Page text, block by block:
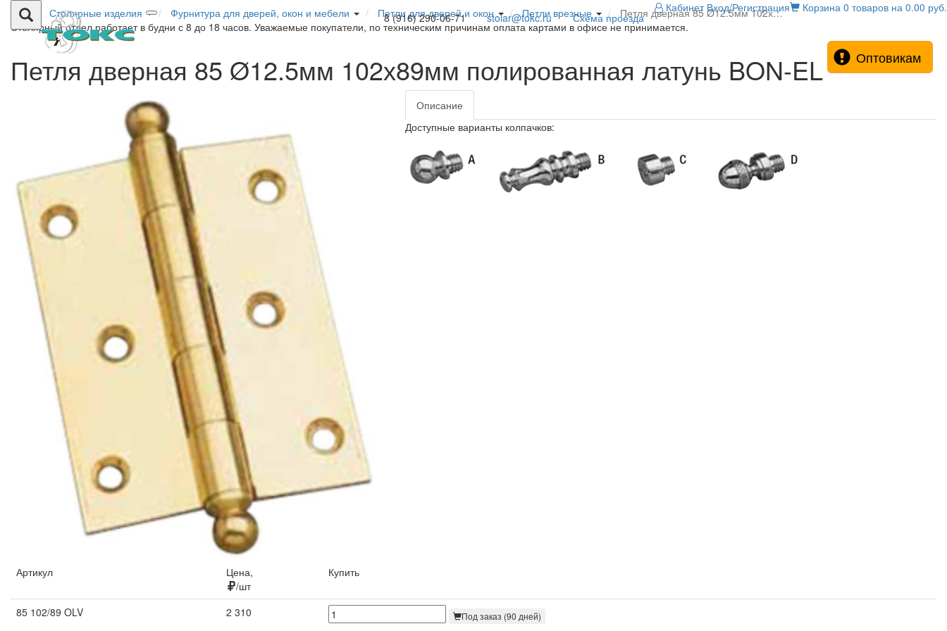
8 (916) 290-06-71 stolar@tokc.ru Схема проезда
Кабинет Вход/Регистрация Корзина 0 товаров на 0.00 руб.
Столярные изделия Фурнитура для дверей, окон и мебели Петли для дверей и окон Петли врезные
Петля дверная 85 Ø12.5мм 102х…
Столярный отдел работает в будни с 8 до 18 часов. Уважаемые покупатели, по техническим причинам оплата картами в офисе не принимается.
Оптовикам
Петля дверная 85 Ø12.5мм 102х89мм полированная латунь BON-EL
Описание
Доступные варианты колпачков:
Артикул
Цена,
/шт
Купить
85 102/89 OLV 2 310 Под заказ (90 дней)